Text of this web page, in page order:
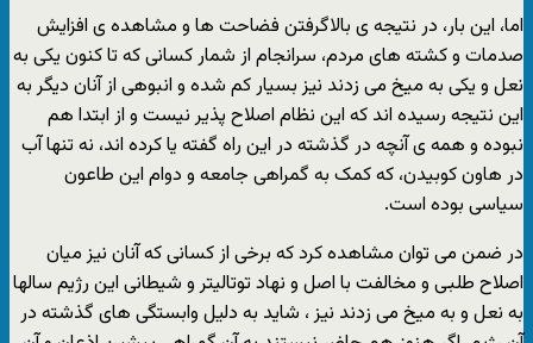
اما، این بار، در نتیجه ی بالاگرفتن فضاحت ها و مشاهده ی افزایش
صدمات و کشته های مردم، سرانجام از شمار کسانی که تا کنون یکی به
نعل و یکی به میخ می زدند نیز بسیار کم شده و انبوهی از آنان دیگر به
این نتیجه رسیده اند که این نظام اصلاح پذیر نیست و از ابتدا هم
نبوده و همه ی آنچه در گذشته در این راه گفته یا کرده اند، نه تنها آب
در هاون کوبیدن، که کمک به گمراهی جامعه و دوام این طاعون
سیاسی بوده است.
در ضمن می توان مشاهده کرد که برخی از کسانی که آنان نیز میان
اصلاح طلبی و مخالفت با اصل و نهاد توتالیتر و شیطانی این رژیم سالها
به نعل و به میخ می زدند نیز ، شاید به دلیل وابستگی های گذشته در